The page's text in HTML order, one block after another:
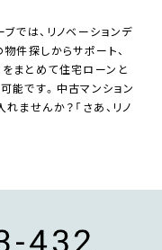
では、リノベーションデ
件探しからサポート、
まとめて住宅ローンと
能です。中古マンション
ませんか？「さあ、リノ